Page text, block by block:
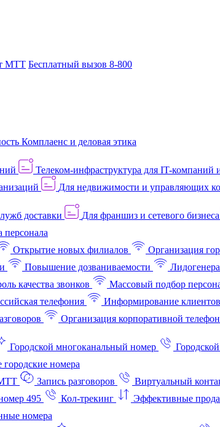
МТТ Бесплатный вызов 8-800
Комплаенс и деловая этика
Телеком-инфраструктура для IT-компаний
Для недвижимости и управляющих
доставки Для франшиз и сетевого бизнеса
персонала
Открытие новых филиалов Организация
Повышение дозваниваемости
качества звонков Массовый подбор
телефония Информирование клиентов
Организация корпоративной
Городской многоканальный номер
номера
Запись разговоров Виртуальный
495 Кол-трекинг Эффективные
номера